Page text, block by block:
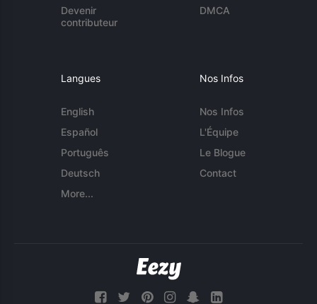
Devenir
contributeur
DMCA
Langues
English
Español
Português
Deutsch
More...
Nos Infos
Nos Infos
L'Équipe
Le Blogue
Contact